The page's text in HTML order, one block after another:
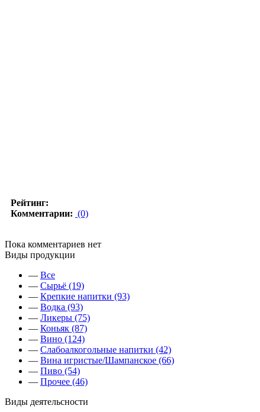
Рейтинг:
Комментарии: (0)
Пока комментариев нет
Виды продукции
— Все
— Сырьё (19)
— Крепкие напитки (93)
— Водка (93)
— Ликеры (75)
— Коньяк (87)
— Вино (124)
— Слабоалкогольные напитки (42)
— Вина игристые/Шампанское (66)
— Пиво (54)
— Прочее (46)
Виды деятельсности